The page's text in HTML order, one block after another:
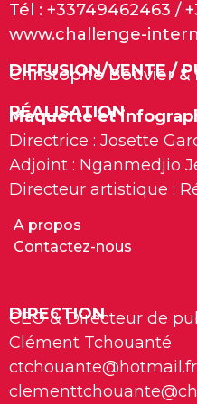
Tél : +33749462463 /
www.challenge-
DIFFUSION/VENTE /
Christophe Bouvier &
RÉALISATION
Maquette et
Directrice : Josette
Adjoint : Nganmedjio
Directeur artistique :
A propos
Contactez-nous
DIRECTION
CEO & Directeur de
Clément Tchouanté
ctchouante@hotmail.fr